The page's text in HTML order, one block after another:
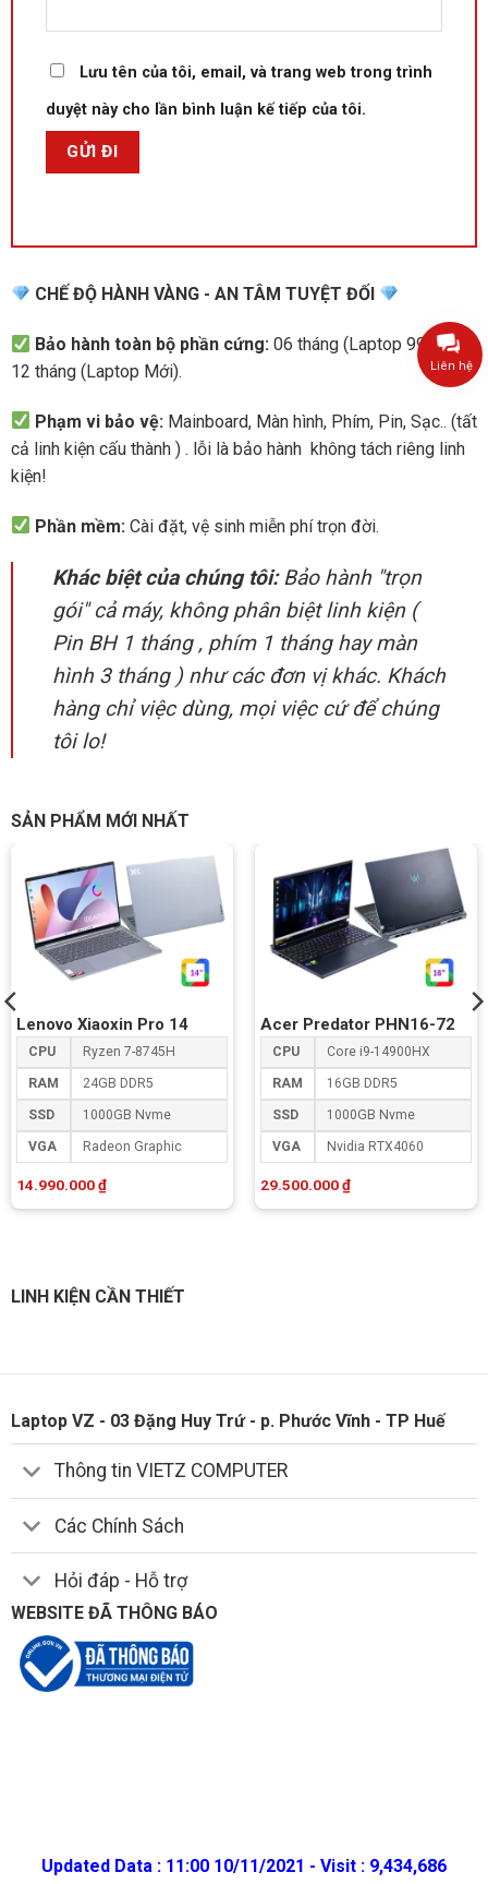
Lưu tên của tôi, email, và trang web trong trình
duyệt này cho lần bình luận kế tiếp của tôi.
CHẾ ĐỘ HÀNH VÀNG - AN TÂM TUYỆT ĐỐI
Bảo hành toàn bộ phần cứng: 06 tháng (Laptop 99%) và
12 tháng (Laptop Mới).
Phạm vi bảo vệ: Mainboard, Màn hình, Phím, Pin, Sạc.. (tất
cả linh kiện cấu thành ) . lỗi là bảo hành không tách riêng linh
kiện!
Phần mềm: Cài đặt, vệ sinh miễn phí trọn đời.
Khác biệt của chúng tôi:Bảo hành "trọn
gói" cả máy, không phân biệt linh kiện (
Pin BH 1 tháng , phím 1 tháng hay màn
hình 3 tháng ) như các đơn vị khác. Khách
hàng chỉ việc dùng, mọi việc cứ để chúng
tôi lo!
SẢN PHẨM MỚI NHẤT
Lenovo Xiaoxin Pro 14
CPU Ryzen 7-8745H
RAM 24GB DDR5
SSD 1000GB Nvme
VGA Radeon Graphic
14.990.000₫
Acer Predator PHN16-72
CPU Core i9-14900HX
RAM 16GB DDR5
SSD 1000GB Nvme
VGA Nvidia RTX4060
29.500.000₫
LINH KIỆN CẦN THIẾT
Laptop VZ - 03 Đặng Huy Trứ - p. Phước Vĩnh - TP Huế
Thông tin VIETZ COMPUTER
Các Chính Sách
Hỏi đáp - Hỗ trợ
WEBSITE ĐÃ THÔNG BÁO
Updated Data : 11:00 10/11/2021 - Visit : 9,434,686
Liên hệ